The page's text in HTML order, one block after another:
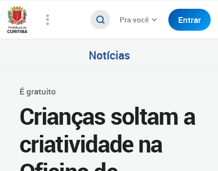
Pra você Entrar
Notícias
É gratuito
Crianças soltam a
criatividade na